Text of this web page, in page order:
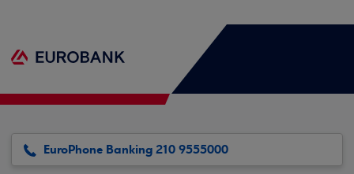
EuroPhone Banking 210 9555000